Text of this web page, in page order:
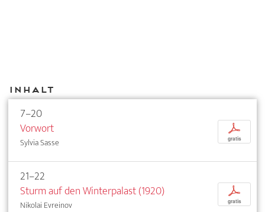
Inhalt
7–20
Vorwort
Sylvia Sasse
p
gratis
21–22
Sturm auf den Winterpalast (1920)
Nikolai Evreinov
p
gratis